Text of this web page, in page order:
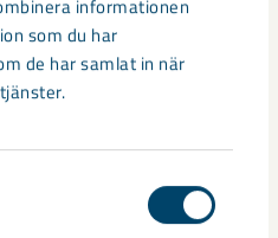
informationen
som du har
de har samlat in när